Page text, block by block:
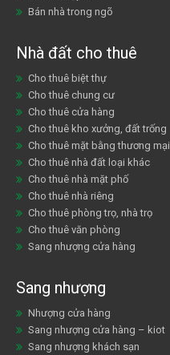
Bán nhà trong ngõ
Nhà đất cho thuê
Cho thuê biệt thự
Cho thuê chung cư
Cho thuê cửa hàng
Cho thuê kho xưởng, đất trống
Cho thuê mặt bằng thương mại
Cho thuê nhà đất loại khác
Cho thuê nhà mặt phố
Cho thuê nhà riêng
Cho thuê phòng trọ, nhà trọ
Cho thuê văn phòng
Sang nhượng cửa hàng
Sang nhượng
Nhượng cửa hàng
Sang nhượng cửa hàng – kiot
Sang nhượng khách sạn